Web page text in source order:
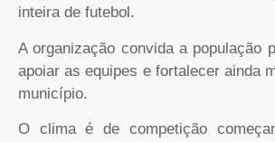
inteira de futebol.
A organização convida a população
apoiar as equipes e fortalecer ainda
município.
O clima é de competição